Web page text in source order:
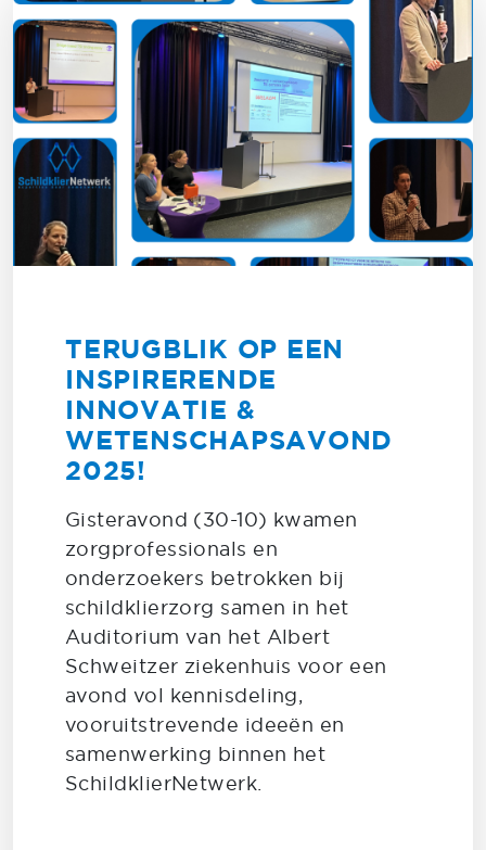
TERUGBLIK OP EEN
INSPIRERENDE
INNOVATIE &
WETENSCHAPSAVOND
2025!
Gisteravond (30-10) kwamen
zorgprofessionals en
onderzoekers betrokken bij
schildklierzorg samen in het
Auditorium van het Albert
Schweitzer ziekenhuis voor een
avond vol kennisdeling,
vooruitstrevende ideeën en
samenwerking binnen het
SchildklierNetwerk.